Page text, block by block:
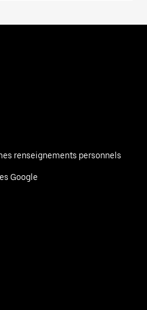
renseignements personnels
Google